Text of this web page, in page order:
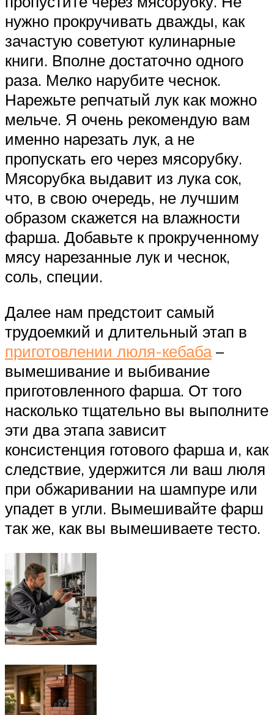
нужно прокручивать дважды, как
зачастую советуют кулинарные
книги. Вполне достаточно одного
раза. Мелко нарубите чеснок.
Нарежьте репчатый лук как можно
мельче. Я очень рекомендую вам
именно нарезать лук, а не
пропускать его через мясорубку.
Мясорубка выдавит из лука сок,
что, в свою очередь, не лучшим
образом скажется на влажности
фарша. Добавьте к прокрученному
мясу нарезанные лук и чеснок,
соль, специи.
Далее нам предстоит самый
трудоемкий и длительный этап в
приготовлении люля-кебаба–
вымешивание и выбивание
приготовленного фарша. От того
насколько тщательно вы выполните
эти два этапа зависит
консистенция готового фарша и, как
следствие, удержится ли ваш люля
при обжаривании на шампуре или
упадет в угли. Вымешивайте фарш
так же, как вы вымешиваете тесто.